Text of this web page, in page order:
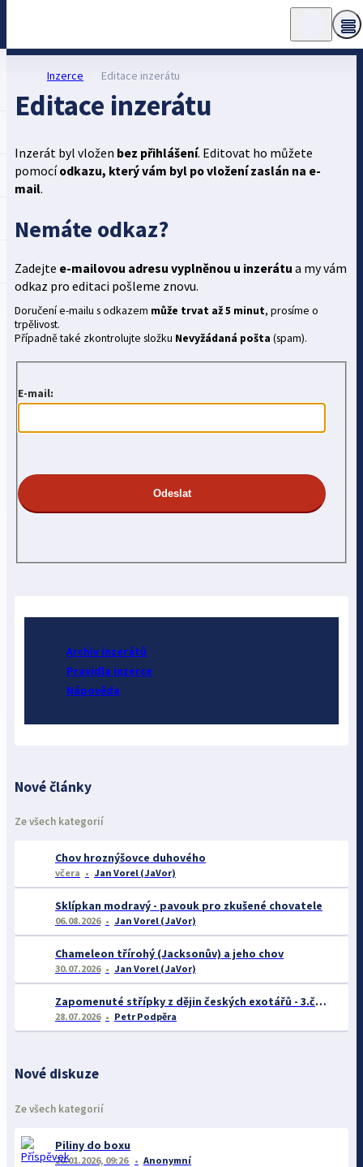
Inzerce Editace inzerátu
Editace inzerátu
Inzerát byl vložen bez přihlášení. Editovat ho můžete
pomocíodkazu, který vám byl po vložení zaslán na e-
mail.
Nemáte odkaz?
Zadejte e-mailovou adresu vyplněnou u inzerátu a my vám
odkaz pro editaci pošleme znovu.
Doručení e-mailu s odkazem může trvat až 5 minut, prosíme o
trpělivost.
Případně také zkontrolujte složku Nevyžádaná pošta (spam).
E-mail:
Archiv inzerátů
Pravidla inzerce
Nápověda
Nové články
Ze všech kategorií
Chov hroznýšovce duhového
včera Jan Vorel (JaVor)
Sklípkan modravý - pavouk pro zkušené chovatele
06.08.2026 Jan Vorel (JaVor)
Chameleon třírohý (Jacksonův) a jeho chov
30.07.2026 Jan Vorel (JaVor)
Zapomenuté střípky z dějin českých exotářů - 3.část
28.07.2026 Petr Podpěra
Nové diskuze
Ze všech kategorií
Piliny do boxu
20.01.2026, 09:26 Anonymní